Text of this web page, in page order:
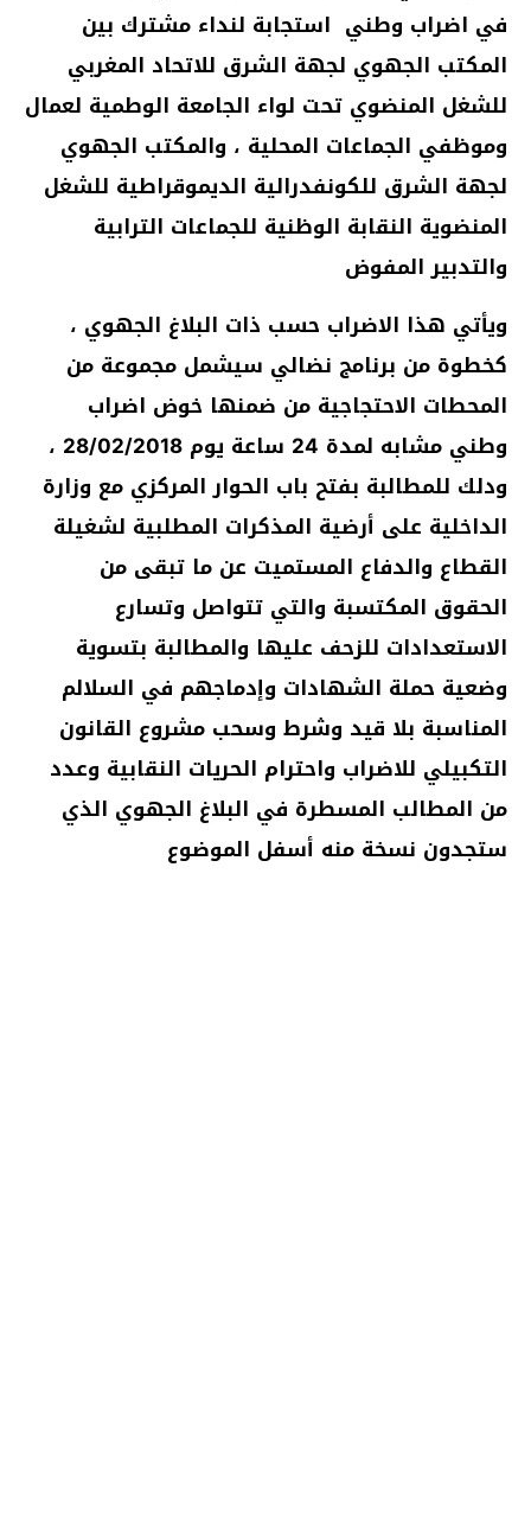
في اضراب وطني استجابة لنداء مشترك بين
المكتب الجهوي لجهة الشرق للاتحاد المغربي
للشغل المنضوي تحت لواء الجامعة الوطمية لعمال
وموظفي الجماعات المحلية ، والمكتب الجهوي
لجهة الشرق للكونفدرالية الديموقراطية للشغل
المنضوية النقابة الوظنية للجماعات الترابية
والتدبير المفوض
ويأتي هذا الاضراب حسب ذات البلاغ الجهوي ،
كخطوة من برنامج نضالي سيشمل مجموعة من
المحطات الاحتجاجية من ضمنها خوض اضراب
وطني مشابه لمدة 24 ساعة يوم 28/02/2018 ،
ودلك للمطالبة بفتح باب الحوار المركزي مع وزارة
الداخلية على أرضية المذكرات المطلبية لشغيلة
القطاع والدفاع المستميت عن ما تبقى من
الحقوق المكتسبة والتي تتواصل وتسارع
الاستعدادات للزحف عليها والمطالبة بتسوية
وضعية حملة الشهادات وإدماجهم في السلالم
المناسبة بلا قيد وشرط وسحب مشروع القانون
التكبيلي للاضراب واحترام الحريات النقابية وعدد
من المطالب المسطرة في البلاغ الجهوي الذي
ستجدون نسخة منه أسفل الموضوع